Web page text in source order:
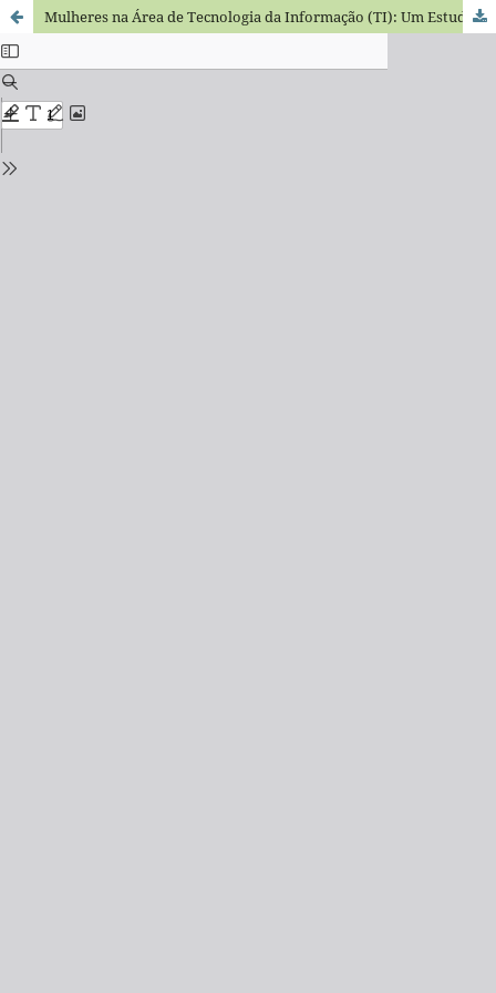
Mulheres na Área de Tecnologia da Informação (TI): Um Estudo Sobre Segregação e Assédio